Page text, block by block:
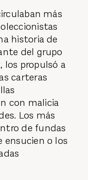
más
historia de
del grupo
los propulsó a
carteras
con malicia
Los más
de fundas
ensucien o los